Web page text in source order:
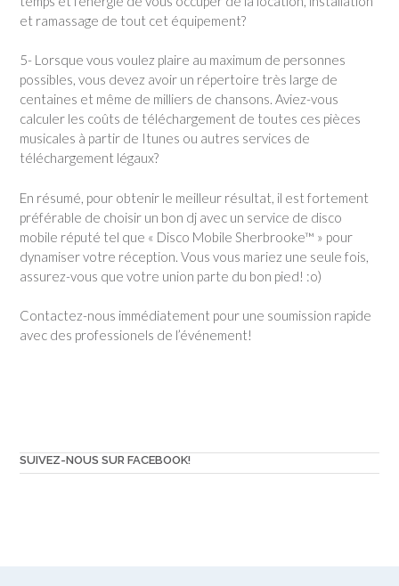
et ramassage de tout cet équipement?
5- Lorsque vous voulez plaire au maximum de personnes
possibles, vous devez avoir un répertoire très large de
centaines et même de milliers de chansons. Aviez-vous
calculer les coûts de téléchargement de toutes ces pièces
musicales à partir de Itunes ou autres services de
téléchargement légaux?
En résumé, pour obtenir le meilleur résultat, il est fortement
préférable de choisir un bon dj avec un service de disco
mobile réputé tel que « Disco Mobile Sherbrooke™ » pour
dynamiser votre réception. Vous vous mariez une seule fois,
assurez-vous que votre union parte du bon pied! :o)
Contactez-nous immédiatement pour une soumission rapide
avec des professionels de l’événement!
SUIVEZ-NOUS SUR FACEBOOK!